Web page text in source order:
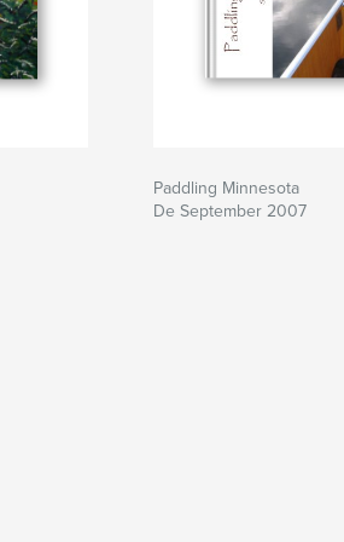
Paddling Minnesota
De September 2007